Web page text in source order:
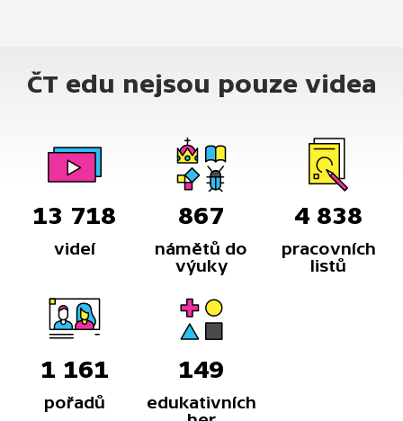
ČT edu nejsou pouze videa
13 718
videí
867
námětů do
výuky
4 838
pracovních
listů
1 161
pořadů
149
edukativních